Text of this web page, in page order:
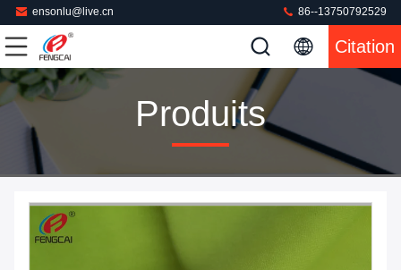
ensonlu@live.cn 86--13750792529
Citation
Produits